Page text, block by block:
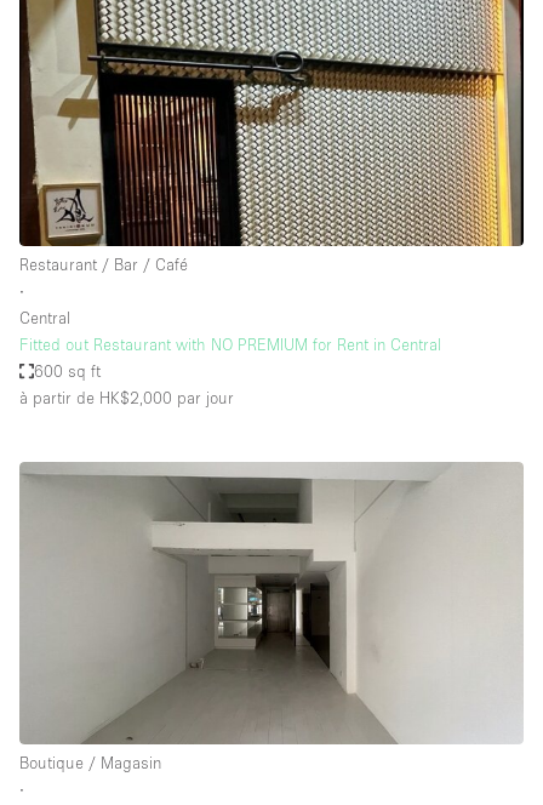
Restaurant / Bar / Café
∙
Central
Fitted out Restaurant with NO PREMIUM for Rent in Central
600 sq ft
à partir de HK$2,000 par jour
Boutique / Magasin
∙